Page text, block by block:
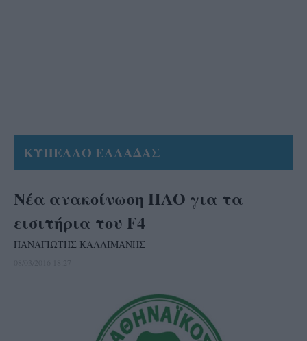
ΚΥΠΕΛΛΟ ΕΛΛΑΔΑΣ
Νέα ανακοίνωση ΠΑΟ για τα
εισιτήρια του F4
ΠΑΝΑΓΙΩΤΗΣ ΚΑΛΛΙΜΑΝΗΣ